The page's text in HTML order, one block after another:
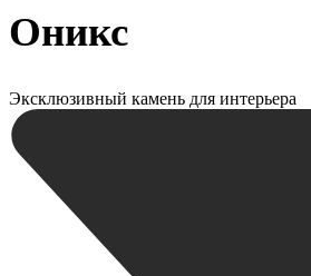
Оникс
Эксклюзивный камень для интерьера